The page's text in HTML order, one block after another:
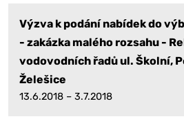
Výzva k podání nabídek do
- zakázka malého rozsahu -
vodovodních řadů ul. Školní,
Želešice
13.6.2018 – 3.7.2018